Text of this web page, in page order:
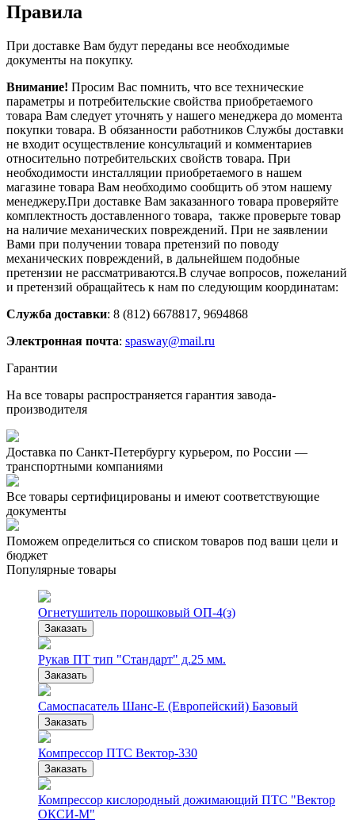
Правила
При доставке Вам будут переданы все необходимые
документы на покупку.
Внимание! Просим Вас помнить, что все технические
параметры и потребительские свойства приобретаемого
товара Вам следует уточнять у нашего менеджера до момента
покупки товара. В обязанности работников Службы доставки
не входит осуществление консультаций и комментариев
относительно потребительских свойств товара. При
необходимости инсталляции приобретаемого в нашем
магазине товара Вам необходимо сообщить об этом нашему
менеджеру.При доставке Вам заказанного товара проверяйте
комплектность доставленного товара, также проверьте товар
на наличие механических повреждений. При не заявлении
Вами при получении товара претензий по поводу
механических повреждений, в дальнейшем подобные
претензии не рассматриваются.В случае вопросов, пожеланий
и претензий обращайтесь к нам по следующим координатам:
Служба доставки: 8 (812) 6678817, 9694868
Электронная почта: spasway@mail.ru
Гарантии
На все товары распространяется гарантия завода-
производителя
Доставка по Санкт-Петербургу курьером, по России —
транспортными компаниями
Все товары сертифицированы и имеют соответствующие
документы
Поможем определиться со списком товаров под ваши цели и
бюджет
Популярные товары
Огнетушитель порошковый ОП-4(з)
Заказать
Рукав ПТ тип "Стандарт" д.25 мм.
Заказать
Самоспасатель Шанс-Е (Европейский) Базовый
Заказать
Компрессор ПТС Вектор-330
Заказать
Компрессор кислородный дожимающий ПТС "Вектор
ОКСИ-М"